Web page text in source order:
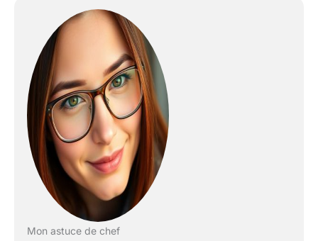
Mon astuce de chef